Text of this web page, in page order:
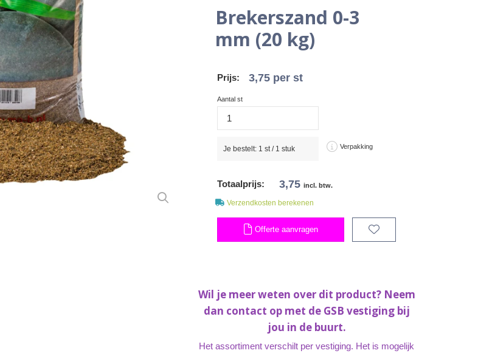
Brekerszand 0-3
mm (20 kg)
Prijs: 3,75 per st
Aantal st
Je bestelt: 1 st / 1 stuk Verpakking
Totaalprijs: 3,75 incl. btw.
Verzendkosten berekenen
Offerte aanvragen
Wil je meer weten over dit product? Neem
dan contact op met de GSB vestiging bij
jou in de buurt.
Het assortiment verschilt per vestiging. Het is mogelijk